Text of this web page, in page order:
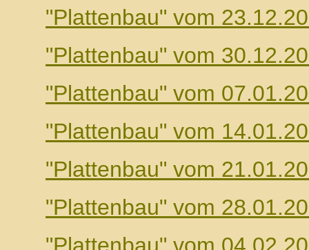
"Plattenbau" vom
"Plattenbau" vom
"Plattenbau" vom
"Plattenbau" vom
"Plattenbau" vom
"Plattenbau" vom